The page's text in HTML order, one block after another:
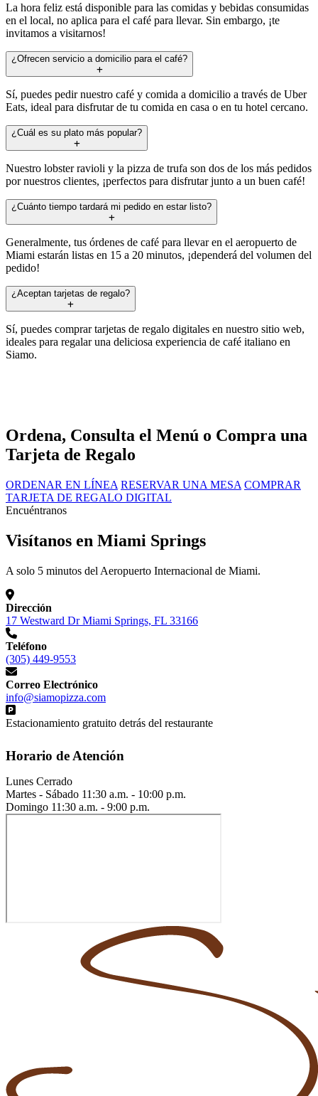
La hora feliz está disponible para las comidas y bebidas consumidas
en el local, no aplica para el café para llevar. Sin embargo, ¡te
invitamos a visitarnos!
¿Ofrecen servicio a domicilio para el café?
Sí, puedes pedir nuestro café y comida a domicilio a través de Uber
Eats, ideal para disfrutar de tu comida en casa o en tu hotel cercano.
¿Cuál es su plato más popular?
Nuestro lobster ravioli y la pizza de trufa son dos de los más pedidos
por nuestros clientes, ¡perfectos para disfrutar junto a un buen café!
¿Cuánto tiempo tardará mi pedido en estar listo?
Generalmente, tus órdenes de café para llevar en el aeropuerto de
Miami estarán listas en 15 a 20 minutos, ¡dependerá del volumen del
pedido!
¿Aceptan tarjetas de regalo?
Sí, puedes comprar tarjetas de regalo digitales en nuestro sitio web,
ideales para regalar una deliciosa experiencia de café italiano en
Siamo.
Ordena, Consulta el Menú o Compra una
Tarjeta de Regalo
ORDENAR EN LÍNEA RESERVAR UNA MESA COMPRAR
TARJETA DE REGALO DIGITAL
Encuéntranos
Visítanos en Miami Springs
A solo 5 minutos del Aeropuerto Internacional de Miami.
Dirección
17 Westward Dr Miami Springs, FL 33166
Teléfono
(305) 449-9553
Correo Electrónico
info@siamopizza.com
Estacionamiento gratuito detrás del restaurante
Horario de Atención
Lunes Cerrado
Martes - Sábado 11:30 a.m. - 10:00 p.m.
Domingo 11:30 a.m. - 9:00 p.m.